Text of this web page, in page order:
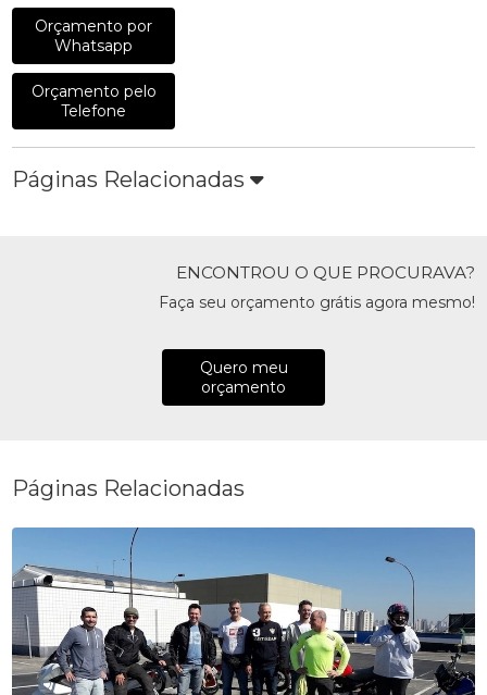
Orçamento por
Whatsapp
Orçamento pelo
Telefone
Páginas Relacionadas
ENCONTROU O QUE PROCURAVA?
Faça seu orçamento grátis agora mesmo!
Quero meu
orçamento
Páginas Relacionadas